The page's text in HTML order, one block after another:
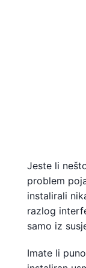
Jeste li
problem
instalirali
razlog
samo iz
Imate li